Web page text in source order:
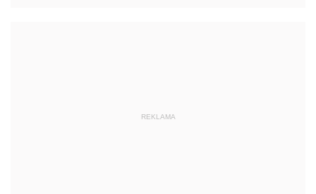
REKLAMA